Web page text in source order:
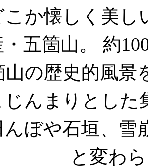
こか懐しく美し
・五箇山。 約
山の歴史的風景
じんまりとした
んぼや石垣、雪
と変わ